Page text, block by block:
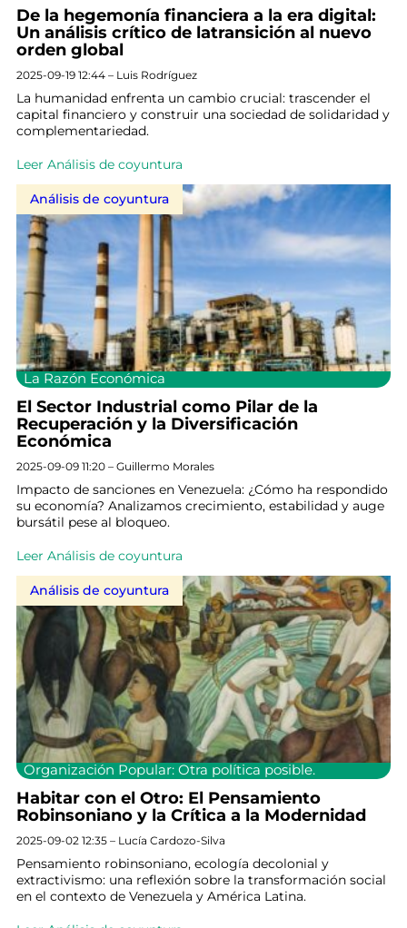
De la hegemonía financiera a la era digital:
Un análisis crítico de latransición al nuevo
orden global
2025-09-19 12:44 – Luis Rodríguez
La humanidad enfrenta un cambio crucial: trascender el
capital financiero y construir una sociedad de solidaridad y
complementariedad.
Leer Análisis de coyuntura
Análisis de coyuntura
La Razón Económica
El Sector Industrial como Pilar de la
Recuperación y la Diversificación
Económica
2025-09-09 11:20 – Guillermo Morales
Impacto de sanciones en Venezuela: ¿Cómo ha respondido
su economía? Analizamos crecimiento, estabilidad y auge
bursátil pese al bloqueo.
Leer Análisis de coyuntura
Análisis de coyuntura
Organización Popular: Otra política posible.
Habitar con el Otro: El Pensamiento
Robinsoniano y la Crítica a la Modernidad
2025-09-02 12:35 – Lucía Cardozo-Silva
Pensamiento robinsoniano, ecología decolonial y
extractivismo: una reflexión sobre la transformación social
en el contexto de Venezuela y América Latina.